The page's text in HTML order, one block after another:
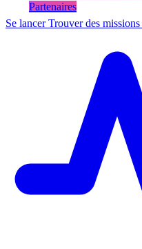
Partenaires
Se lancerTrouver des missions